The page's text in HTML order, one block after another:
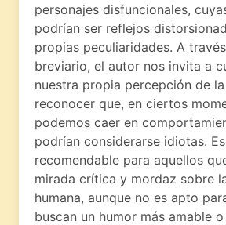
personajes disfuncionales,
podrían ser reflejos
propias peculiaridades. A
breviario, el autor nos invita a
nuestra propia percepción de
reconocer que, en ciertos
podemos caer en
podrían considerarse idiotas.
recomendable para aquellos
mirada crítica y mordaz sobre
humana, aunque no es apto
buscan un humor más amable